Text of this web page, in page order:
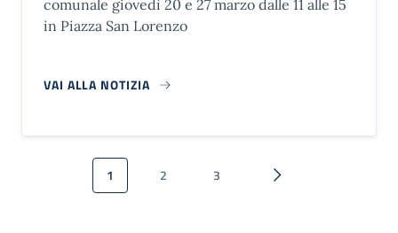
comunale giovedì 20 e 27 marzo dalle 11 alle 15
in Piazza San Lorenzo
VAI ALLA NOTIZIA
Paginazione
Pagina attuale
1 Pagina
2 Pagina
3 Pagina successiva